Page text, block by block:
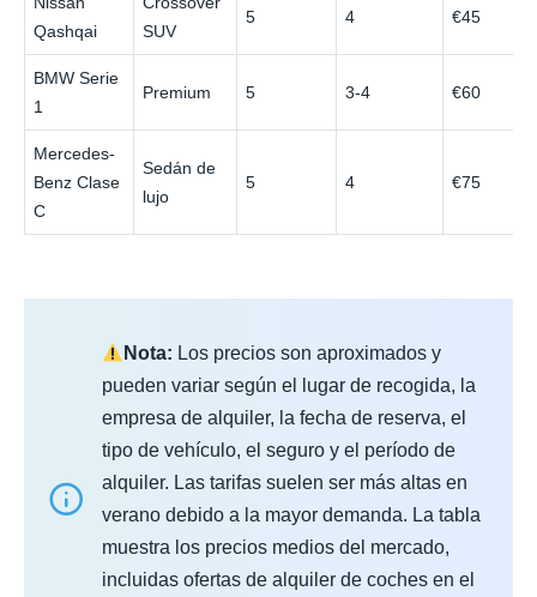
Qashqai
SUV
5 4 €45
BMW Serie
1
Premium 5 3-4 €60
Mercedes-
Benz Clase
C
Sedán de
lujo
5 4 €75
Nota: Los precios son aproximados y
pueden variar según el lugar de recogida, la
empresa de alquiler, la fecha de reserva, el
tipo de vehículo, el seguro y el período de
alquiler. Las tarifas suelen ser más altas en
verano debido a la mayor demanda. La tabla
muestra los precios medios del mercado,
incluidas ofertas de alquiler de coches en el